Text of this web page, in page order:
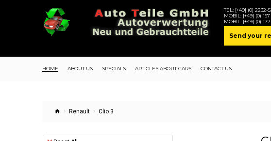
TEL: [+49] (0) 2232-
MOBIL: [+49] (0)
MOBIL: [+49] (0)
Send your
HOME ABOUT US SPECIALS ARTICLES ABOUT CARS CONTACT US
Renault Clio 3